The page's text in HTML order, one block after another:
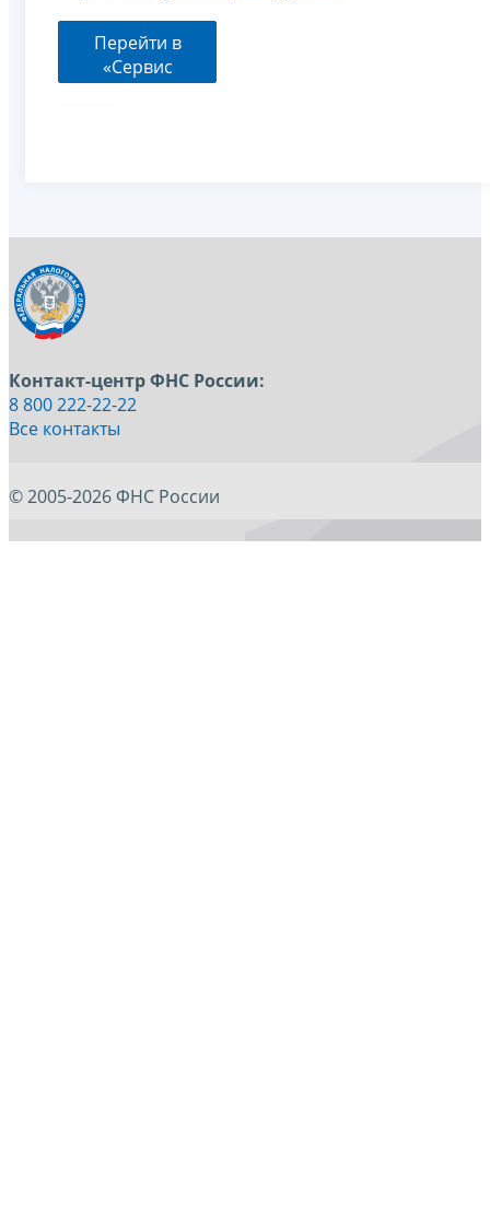
Перейти в
«Сервис
сдачи
Контакт-центр ФНС России:
8 800 222-22-22
Все контакты
© 2005-2026 ФНС России